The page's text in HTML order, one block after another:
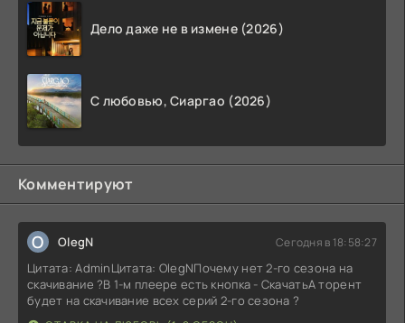
Дело даже не в измене (2026)
С любовью, Сиаргао (2026)
Комментируют
O OlegN Сегодня в 18:58:27
Цитата: AdminЦитата: OlegNПочему нет 2-го сезона на
скачивание ?В 1-м плеере есть кнопка - СкачатьА торент
будет на скачивание всех серий 2-го сезона ?